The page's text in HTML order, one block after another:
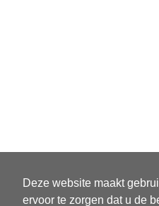
Deze website maakt
ervoor te zorgen dat u de